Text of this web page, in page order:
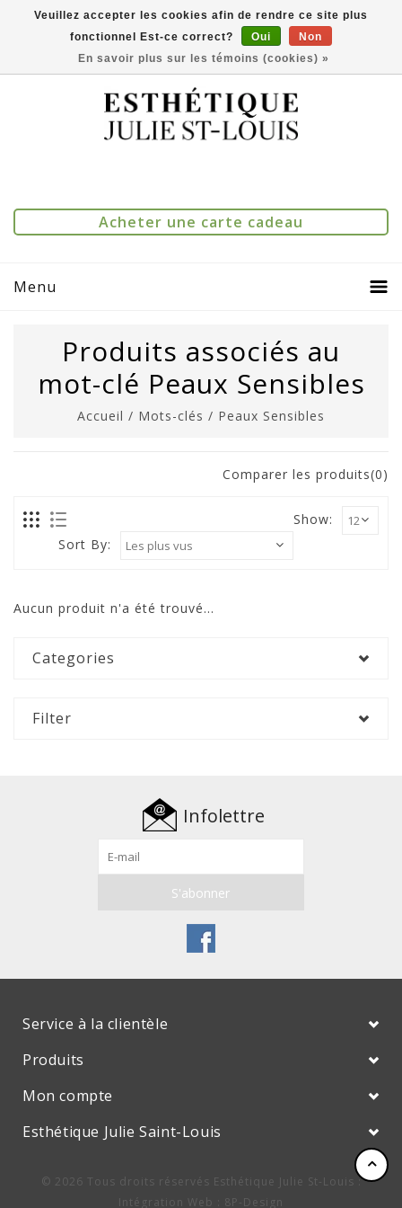
Comparer(0)
Acheter une carte cadeau
Menu
Produits associés au
mot-clé Peaux Sensibles
Accueil / Mots-clés / Peaux Sensibles
Comparer les produits(0)
Show:
Sort By:
Aucun produit n'a été trouvé...
Categories
Filter
Infolettre
Service à la clientèle
Produits
Mon compte
Esthétique Julie Saint-Louis
© 2026 Tous droits réservés Esthétique Julie St-Louis :
Intégration Web
8P-Design
Veuillez accepter les cookies afin de rendre ce site plus
fonctionnel Est-ce correct?
Oui
Non
En savoir plus sur les témoins (cookies) »